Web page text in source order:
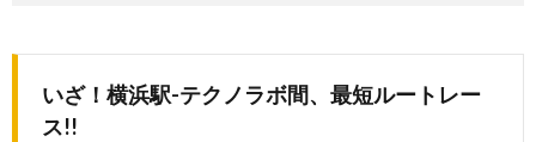
いざ！横浜駅-テクノラボ間、最短ルートレー
ス!!